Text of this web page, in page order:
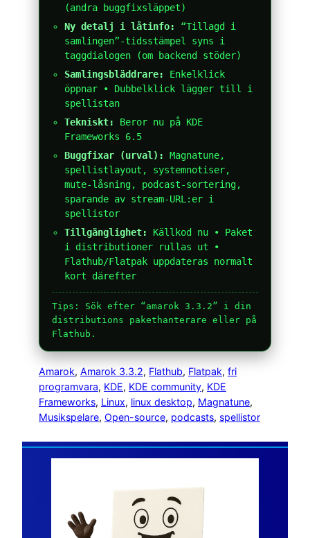
(andra buggfixsläppet)
Ny detalj i låtinfo:
“Tillagd i
samlingen”-tidsstämpel syns i
taggdialogen (om backend stöder)
Samlingsbläddrare:
Enkelklick
öppnar • Dubbelklick lägger till i
spellistan
Tekniskt:
Beror nu på KDE
Frameworks 6.5
Buggfixar (urval):
Magnatune,
spellistlayout, systemnotiser,
mute-låsning, podcast-sortering,
sparande av stream-URL:er i
spellistor
Tillgänglighet:
Källkod nu • Paket
i distributioner rullas ut •
Flathub/Flatpak uppdateras normalt
kort därefter
Tips: Sök efter “amarok 3.3.2” i din
distributions pakethanterare eller på
Flathub.
Amarok, Amarok 3.3.2, Flathub, Flatpak, fri
programvara, KDE, KDE community, KDE
Frameworks, Linux, linux desktop, Magnatune
Musikspelare, Open-source, podcasts, spellistor